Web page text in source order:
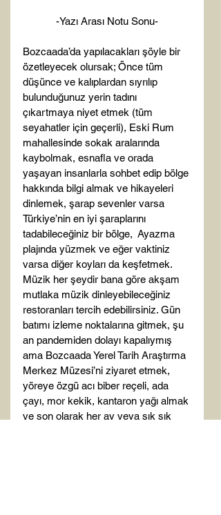
-Yazı Arası Notu Sonu-
Bozcaada’da yapılacakları şöyle bir
özetleyecek olursak; Önce tüm
düşünce ve kalıplardan sıyrılıp
bulunduğunuz yerin tadını
çıkartmaya niyet etmek (tüm
seyahatler için geçerli), Eski Rum
mahallesinde sokak aralarında
kaybolmak, esnafla ve orada
yaşayan insanlarla sohbet edip bölge
hakkında bilgi almak ve hikayeleri
dinlemek, şarap sevenler varsa
Türkiye’nin en iyi şaraplarını
tadabileceğiniz bir bölge,  Ayazma
plajında yüzmek ve eğer vaktiniz
varsa diğer koyları da keşfetmek.
Müzik her şeydir bana göre akşam
mutlaka müzik dinleyebileceğiniz
restoranları tercih edebilirsiniz. Gün
batımı izleme noktalarına gitmek, şu
an pandemiden dolayı kapalıymış
ama Bozcaada Yerel Tarih Araştırma
Merkez Müzesi’ni ziyaret etmek,
yöreye özgü acı biber reçeli, ada
çayı, mor kekik, kantaron yağı almak
ve son olarak her ay veya sık sık